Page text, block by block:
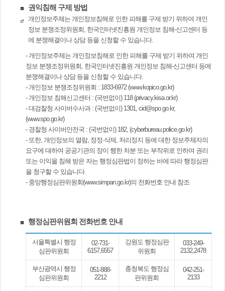
권익침해 구제 방법
개인정보주체는 개인정보침해로 인한 피해를 구제 받기 위하여 개인
정보 분쟁조정위원회, 한국인터넷진흥원 개인정보 침해-신고센터 등
에 분쟁해결이나 상담 등을 신청할 수 있습니다.
- 개인정보주체는 개인정보침해로 인한 피해를 구제 받기 위하여 개인
정보 분쟁조정위원회, 한국인터넷진흥원 개인정보 침해-신고센터 등에
분쟁해결이나 상담 등을 신청할 수 있습니다.
- 개인정보 분쟁조정위원회 : 1833-6972 (www.kopico.go.kr)
- 개인정보 침해신고센터 : (국번없이) 118 (privacy.kisa.or.kr)
- 대검찰청 사이버수사과 : (국번없이) 1301, cid@spo.go.kr,
(www.spo.go.kr)
- 경찰청 사이버안전국 : (국번없이) 182, (cyberbureau.police.go.kr)
- 또한, 개인정보의 열람, 정정·삭제, 처리정지 등에 대한 정보주체자의
요구에 대하여 공공기관의 장이 행한 처분 또는 부작위로 인하여 권리
또는 이익을 침해 받은 자는 행정심판법이 정하는 바에 따라 행정심판
을 청구할 수 있습니다.
- 중앙행정심판위원회(www.simpan.go.kr)의 전화번호 안내 참조
행정심판위원회 전화번호 안내
서울특별시 행정
심판위원회
02-731-
6157,6557
강원도 행정심판
위원회
033-249-
2132,2478
부산광역시 행정
심판위원회
051-888-
2212
충청북도 행정심
판위원회
042-251-
2133